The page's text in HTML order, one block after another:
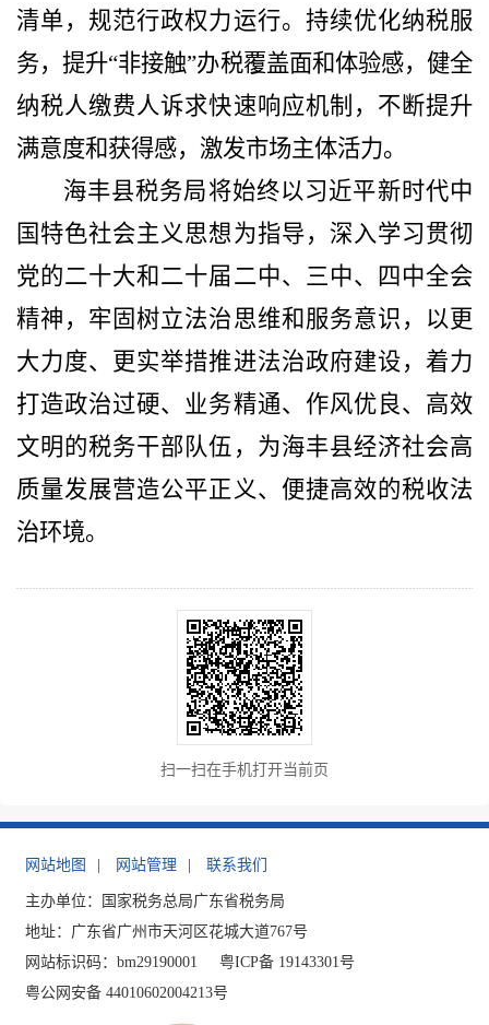
清单，规范行政权力运行。持续优化纳税服
务，提升“非接触”办税覆盖面和体验感，健全
纳税人缴费人诉求快速响应机制，不断提升
满意度和获得感，激发市场主体活力。
海丰县税务局将始终以习近平新时代中
国特色社会主义思想为指导，深入学习贯彻
党的二十大和二十届二中、三中、四中全会
精神，牢固树立法治思维和服务意识，以更
大力度、更实举措推进法治政府建设，着力
打造政治过硬、业务精通、作风优良、高效
文明的税务干部队伍，为海丰县经济社会高
质量发展营造公平正义、便捷高效的税收法
治环境。
扫一扫在手机打开当前页
网站地图 网站管理 联系我们
主办单位：国家税务总局广东省税务局
地址：广东省广州市天河区花城大道767号
网站标识码：bm29190001
粤ICP备 19143301号
粤公网安备 44010602004213号